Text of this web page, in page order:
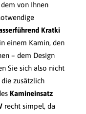
von Ihnen
Kratki
einem Kamin, den
– dem Design
Sie sich also nicht
zusätzlich
Kamineinsatz
recht simpel, da